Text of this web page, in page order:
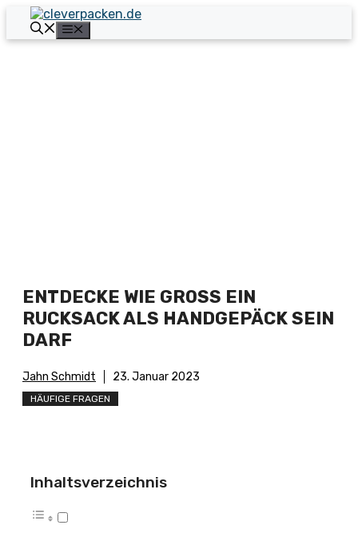
Zum
Inhalt
springen
ENTDECKE WIE GROSS EIN R
UCKSACK ALS HANDGEPÄCK SEIN D
ARF
Jahn Schmidt 23. Januar 2023
HÄUFIGE FRAGEN
Inhaltsverzeichnis